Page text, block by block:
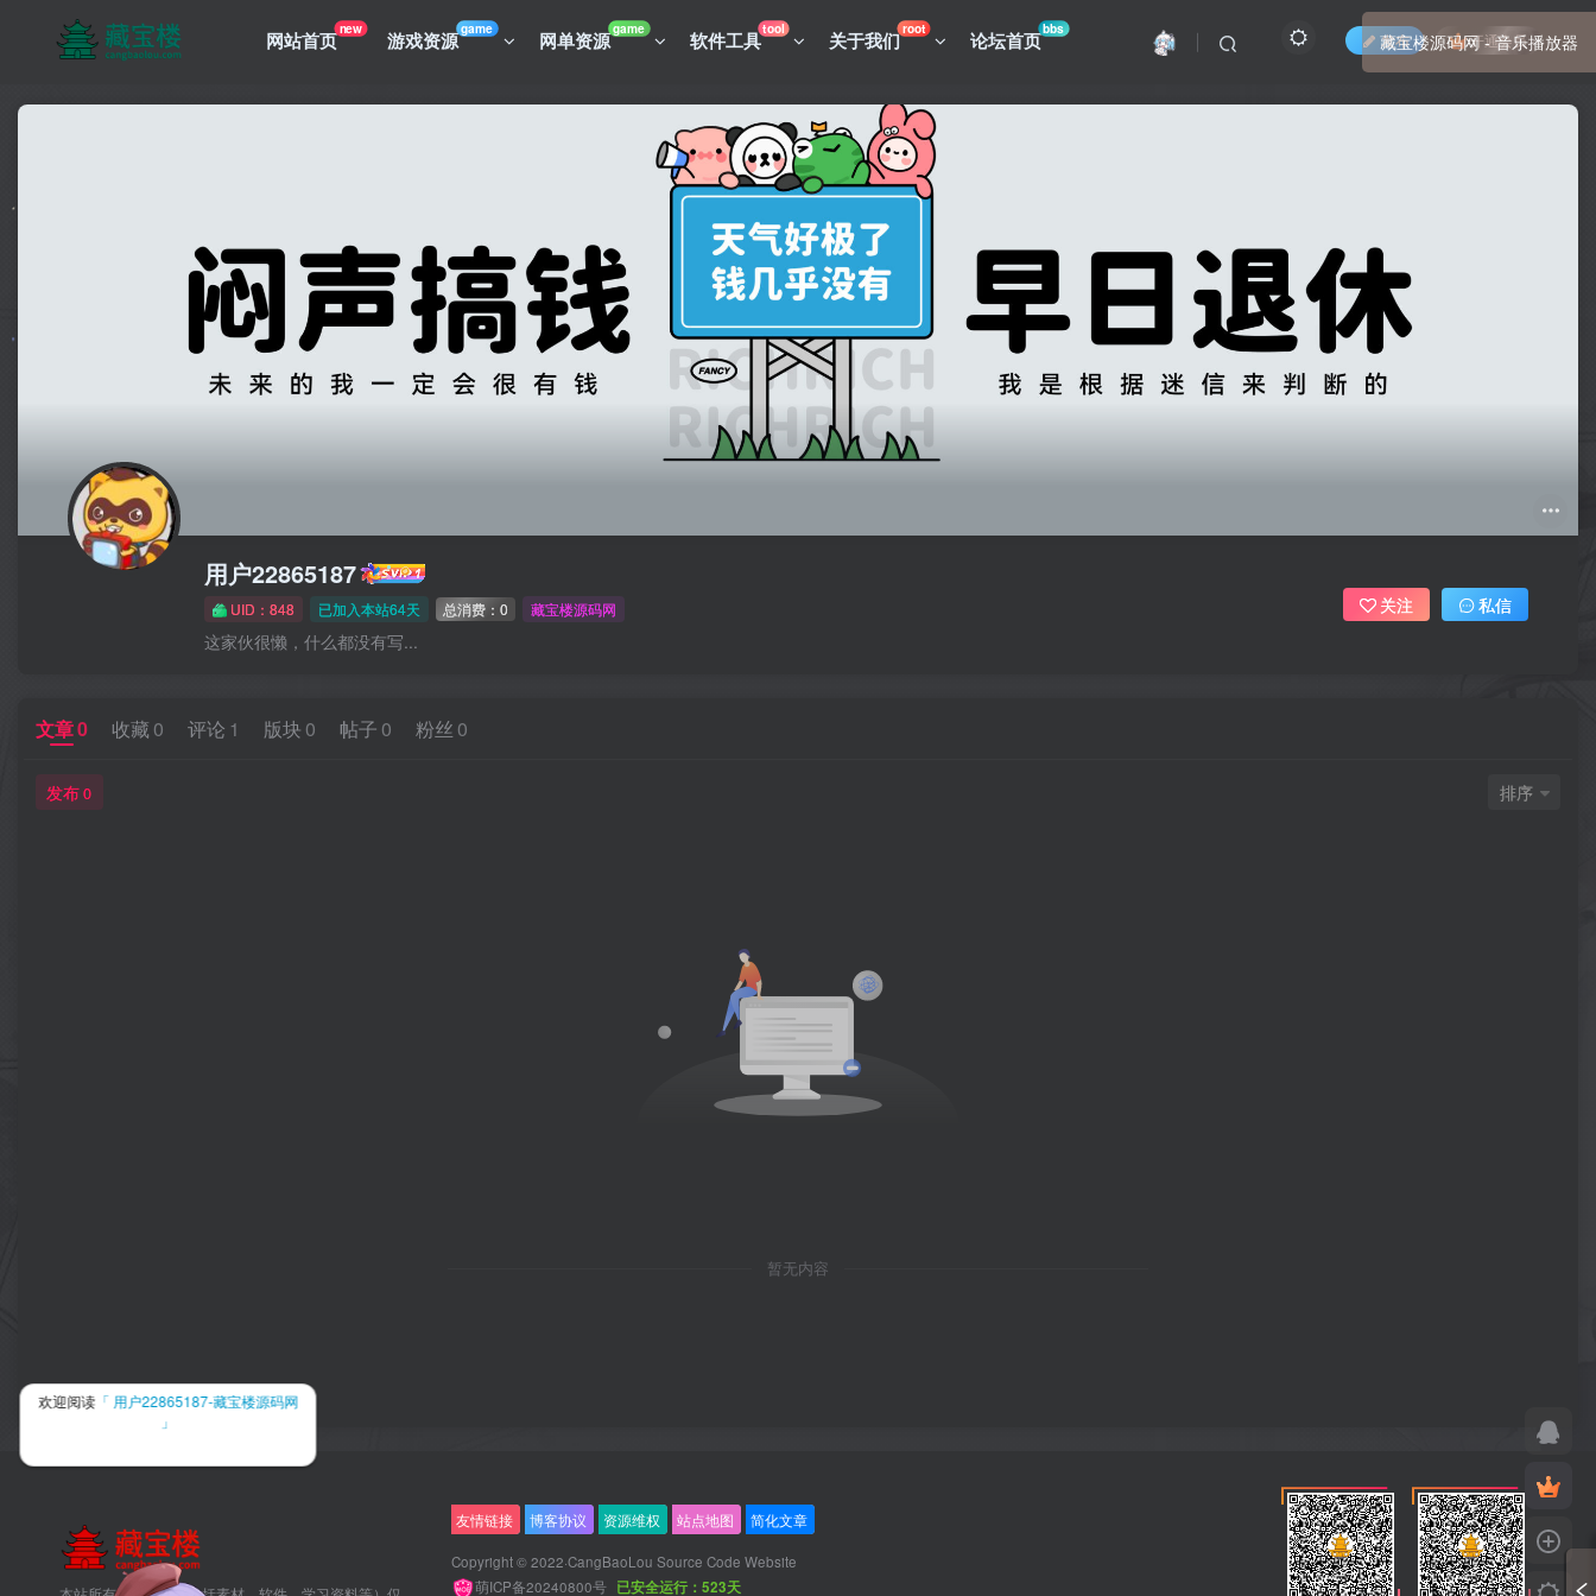
网站首页new 游戏资源game 网单资源game 软件工具tool 关于我们root 论坛首页bbs
发布 开通会员
用户22865187
UID：848 已加入本站64天 总消费：0 藏宝楼源码网
这家伙很懒，什么都没有写...
关注 私信
文章0 收藏 0 评论 1 版块 0 帖子 0 粉丝 0
发布0 排序
暂无内容
友情链接 博客协议 资源维权 站点地图 简化文章
Copyright © 2022·CangBaoLou Source Code Website
萌ICP备20240800号 已安全运行：523天
藏宝楼源码网 - 音乐播放器
欢迎阅读 「 用户22865187-藏宝楼源码网
」